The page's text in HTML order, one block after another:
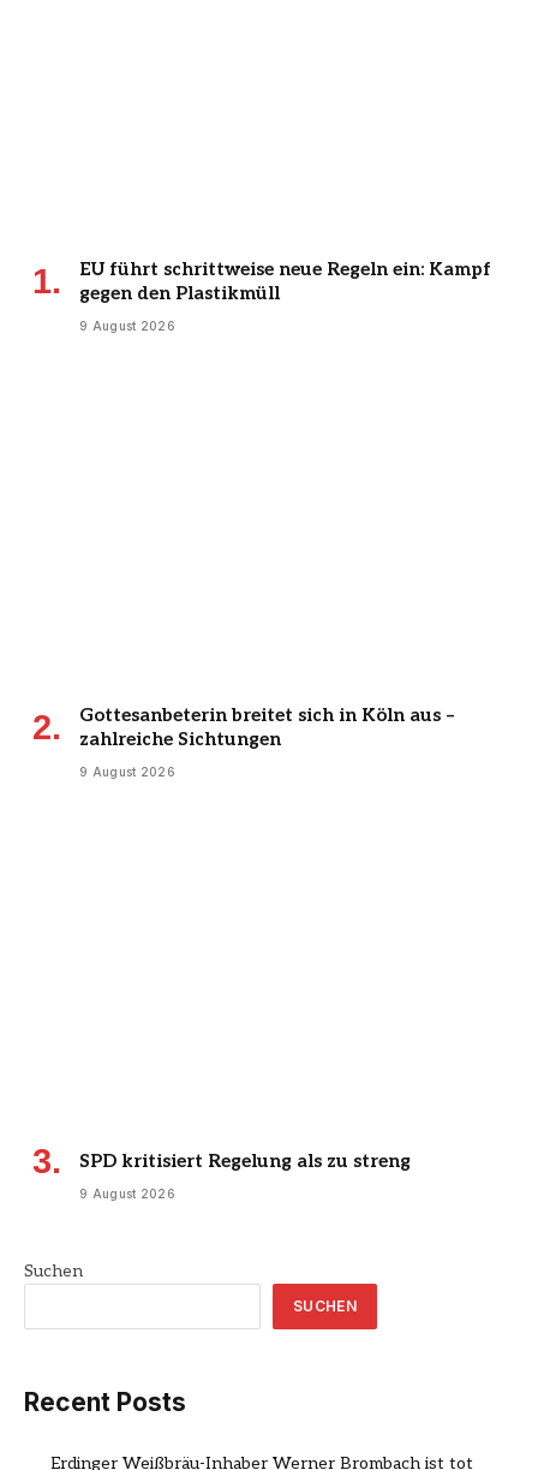
EU führt schrittweise neue Regeln ein: Kampf
gegen den Plastikmüll
9 August 2026
Gottesanbeterin breitet sich in Köln aus –
zahlreiche Sichtungen
9 August 2026
SPD kritisiert Regelung als zu streng
9 August 2026
Suchen
SUCHEN
Recent Posts
Erdinger Weißbräu-Inhaber Werner Brombach ist tot